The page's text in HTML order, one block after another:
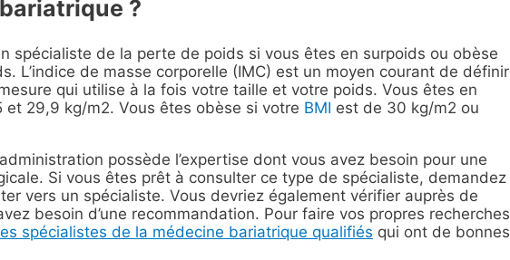
?
spécialiste de la perte de poids si vous êtes en surpoids ou obèse
L’indice de masse corporelle (IMC) est un moyen courant de définir
qui utilise à la fois votre taille et votre poids. Vous êtes en
29,9 kg/m2. Vous êtes obèse si votre BMI est de 30 kg/m2 ou
possède l’expertise dont vous avez besoin pour une
Si vous êtes prêt à consulter ce type de spécialiste, demandez
vers un spécialiste. Vous devriez également vérifier auprès de
besoin d’une recommandation. Pour faire vos propres recherches
spécialistes de la médecine bariatrique qualifiés qui ont de bonnes